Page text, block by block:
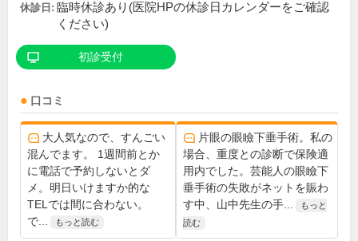
休診日: 臨時休診あり(医院HPの休診日カレンダーをご確認
ください)
初診受付
口コミ
大人気なので、すんごい
混んでます。 1週間前とか
に電話で予約しないとダ
メ。明日いけますか的な
TELでは間に合わない。
で...
もっと読む
片眼の眼瞼下垂手術。私の
場合、重度との診断で保険適
用内でした。芸能人の眼瞼下
垂手術の失敗がネットを賑わ
す中、山中先生の手...
もっと
読む